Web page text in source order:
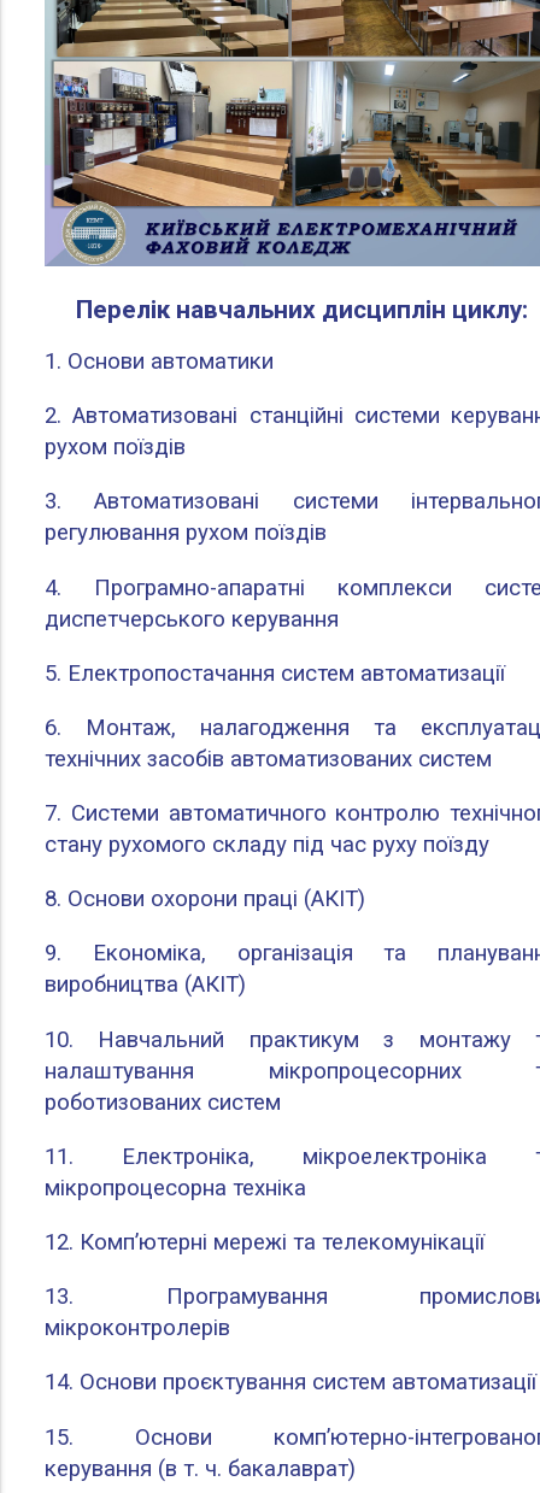
Перелік навчальних дисциплін циклу:
1. Основи автоматики
2. Автоматизовані станційні системи
рухом поїздів
3. Автоматизовані системи
регулювання рухом поїздів
4. Програмно-апаратні комплекси
диспетчерського керування
5. Електропостачання систем автоматизації
6. Монтаж, налагодження та
технічних засобів автоматизованих систем
7. Системи автоматичного контролю
стану рухомого складу під час руху поїзду
8. Основи охорони праці (АКІТ)
9. Економіка, організація та
виробництва (АКІТ)
10. Навчальний практикум з монтажу
налаштування мікропроцесорних
роботизованих систем
11. Електроніка, мікроелектроніка
мікропроцесорна техніка
12. Комп’ютерні мережі та телекомунікації
13. Програмування
мікроконтролерів
14. Основи проєктування систем автоматизації
15. Основи комп’ютерно-
керування (в т. ч. бакалаврат)